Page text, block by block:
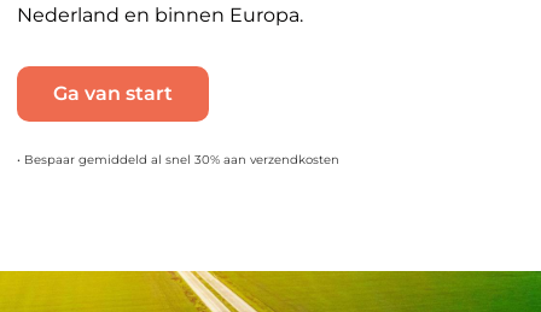
Nederland en binnen Europa.
Ga van start
• Bespaar gemiddeld al snel 30% aan verzendkosten